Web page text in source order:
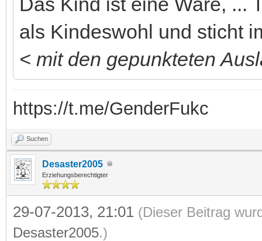
als Kindeswohl und sticht
< mit den gepunkteten
https://t.me/GenderFukc
Suchen
Desaster2005
Erziehungsberechtigter
29-07-2013, 21:01 (Dieser Beitrag
Desaster2005.)